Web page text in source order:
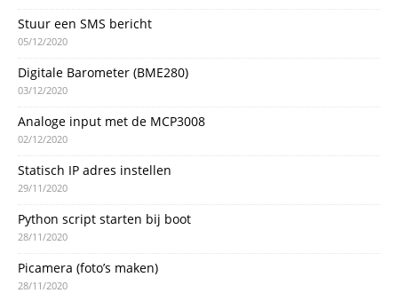
Stuur een SMS bericht
05/12/2020
Digitale Barometer (BME280)
03/12/2020
Analoge input met de MCP3008
02/12/2020
Statisch IP adres instellen
29/11/2020
Python script starten bij boot
28/11/2020
Picamera (foto’s maken)
28/11/2020